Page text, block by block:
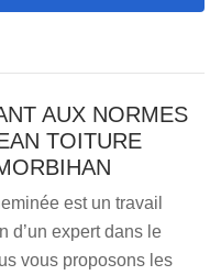
AUX NORMES
TOITURE
est un travail
d’un expert dans le
vous proposons les